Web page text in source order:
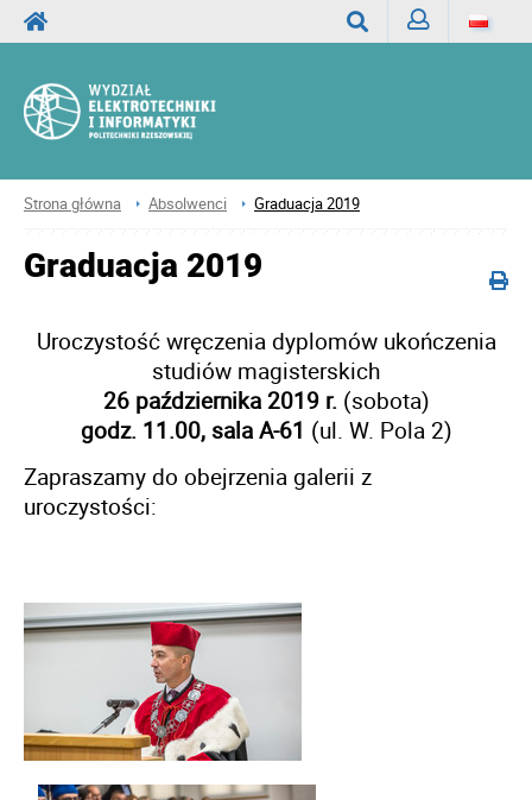
Strona główna Absolwenci Graduacja 2019
Graduacja 2019
Uroczystość wręczenia dyplomów ukończenia
studiów magisterskich
26 października 2019 r.(sobota)
godz. 11.00, sala A-61 (ul. W. Pola 2)
Zapraszamy do obejrzenia galerii z
uroczystości: